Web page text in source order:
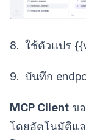
8. ใช้ตัวแปร
9. บันทึก
MCP Client ข
โดยอัตโนมัติแ